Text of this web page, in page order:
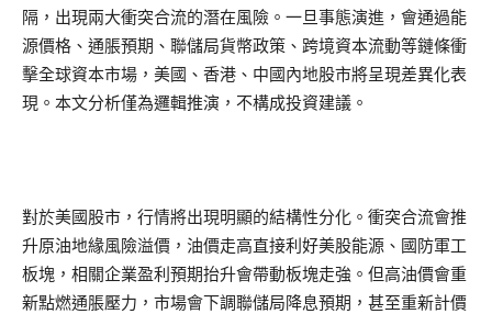
隔，出現兩大衝突合流的潛在風險。一旦事態演進，會通過能
源價格、通脹預期、聯儲局貨幣政策、跨境資本流動等鏈條衝
擊全球資本市場，美國、香港、中國內地股市將呈現差異化表
現。本文分析僅為邏輯推演，不構成投資建議。
對於美國股市，行情將出現明顯的結構性分化。衝突合流會推
升原油地緣風險溢價，油價走高直接利好美股能源、國防軍工
板塊，相關企業盈利預期抬升會帶動板塊走強。但高油價會重
新點燃通脹壓力，市場會下調聯儲局降息預期，甚至重新計價